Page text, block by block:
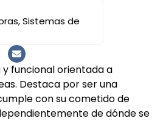
,Sistemas de
funcional orientada a
Destaca por ser una
con su cometido de
de dónde se